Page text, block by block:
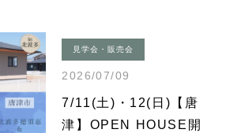
見学会・販売会
2026/07/09
7/11(土)・12(日)【唐
津】OPEN HOUSE開